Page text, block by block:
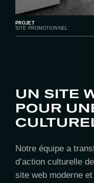
PROJET
SITE PROMOTIONNEL
UN SITE
POUR
Notre équipe a
d’action culturelle
site web moderne